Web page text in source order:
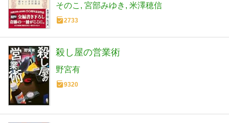
そのこ
宮部みゆき 米澤穂信
2733
殺し屋の営業術
野宮有
9320